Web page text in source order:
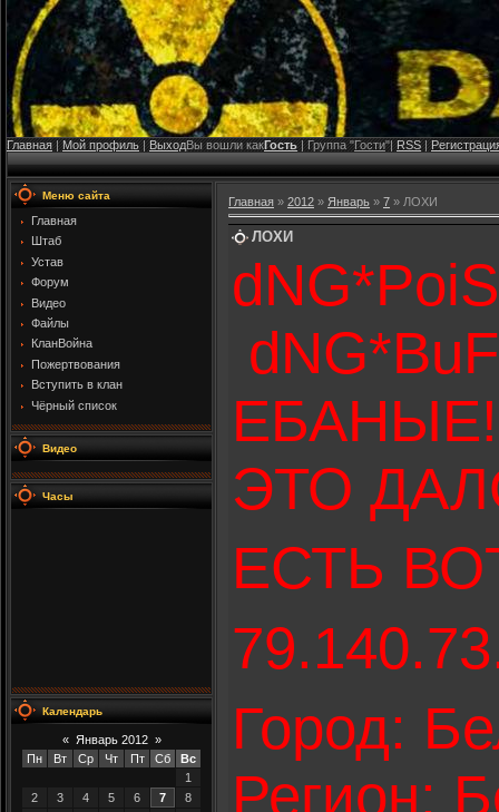
Главная |Мой профиль|ВыходВы вошли какГость| Группа "Гости"| RSS|
Меню сайта
Главная
Штаб
Устав
Форум
Видео
Файлы
КланВойна
Пожертвования
Вступить в клан
Чёрный список
Видео
Часы
Календарь
« Январь 2012 »
Пн
Вт Ср Чт Пт Сб
Вс
1
2
3 4 5 6 7
8
Главная » 2012 » Январь » 7 » ЛОХИ
ЛОХИ
ЭТО
ЕСТЬ
Город:
Регион: